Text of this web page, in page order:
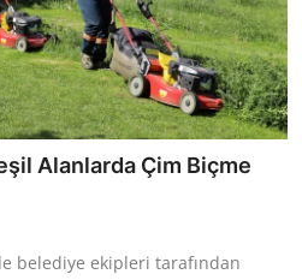
Alanlarda Çim Biçme
belediye ekipleri tarafından